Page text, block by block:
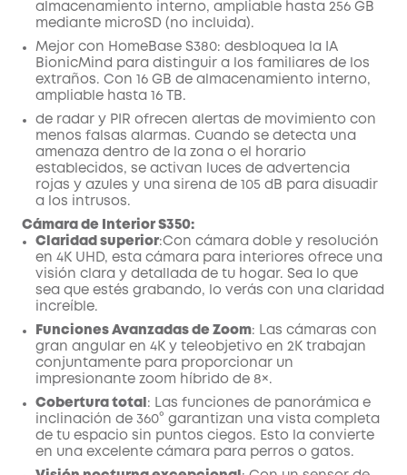
almacenamiento interno, ampliable hasta 256 GB
mediante microSD (no incluida).
Mejor con HomeBase S380: desbloquea la IA
BionicMind para distinguir a los familiares de los
extraños. Con 16 GB de almacenamiento interno,
ampliable hasta 16 TB.
de radar y PIR ofrecen alertas de movimiento con
menos falsas alarmas. Cuando se detecta una
amenaza dentro de la zona o el horario
establecidos, se activan luces de advertencia
rojas y azules y una sirena de 105 dB para disuadir
a los intrusos.
Cámara de Interior S350:
Claridad superior:Con cámara doble y resolución
en 4K UHD, esta cámara para interiores ofrece una
visión clara y detallada de tu hogar. Sea lo que
sea que estés grabando, lo verás con una claridad
increíble.
Funciones Avanzadas de Zoom: Las cámaras con
gran angular en 4K y teleobjetivo en 2K trabajan
conjuntamente para proporcionar un
impresionante zoom híbrido de 8×.
Cobertura total : Las funciones de panorámica e
inclinación de 360° garantizan una vista completa
de tu espacio sin puntos ciegos. Esto la convierte
en una excelente cámara para perros o gatos.